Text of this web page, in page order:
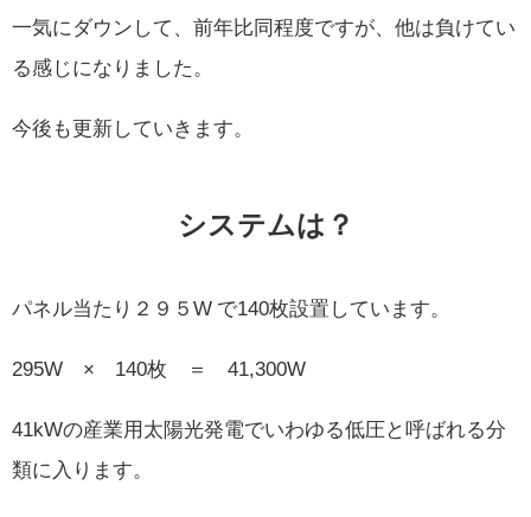
一気にダウンして、前年比同程度ですが、他は負けてい
る感じになりました。
今後も更新していきます。
システムは？
パネル当たり２９５W で140枚設置しています。
295W × 140枚 ＝ 41,300W
41kWの産業用太陽光発電でいわゆる低圧と呼ばれる分
類に入ります。